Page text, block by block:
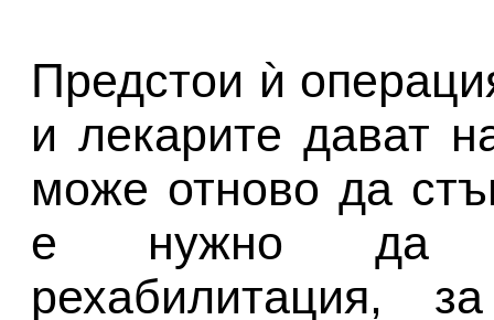
Предстои ѝ
и лекарите дават
може отново да
е нужно да
рехабилитация,